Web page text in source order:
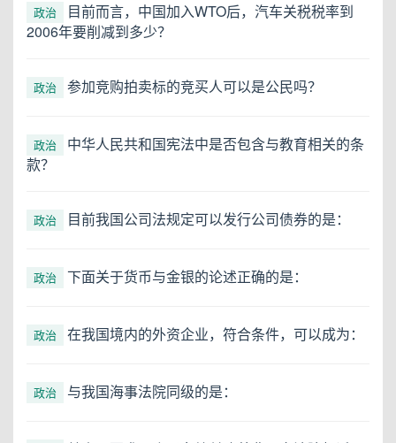
政治
目前而言，中国加入WTO后，汽车关税税率到
2006年要削减到多少？
政治 参加竞购拍卖标的竞买人可以是公民吗？
政治
中华人民共和国宪法中是否包含与教育相关的条
款？
政治 目前我国公司法规定可以发行公司债券的是：
政治 下面关于货币与金银的论述正确的是：
政治 在我国境内的外资企业，符合条件，可以成为：
政治 与我国海事法院同级的是：